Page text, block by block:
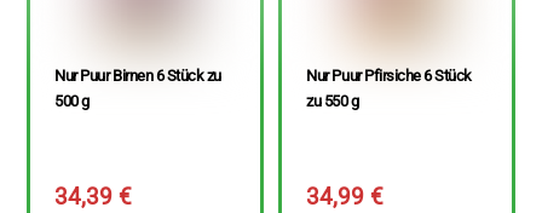
Nur Puur Birnen 6 Stück zu
500 g
34,39€
Nur Puur Pfirsiche 6 Stück
zu 550 g
34,99€